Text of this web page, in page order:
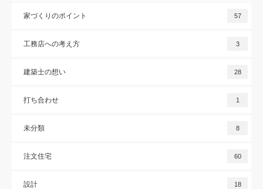
家づくりのポイント 57
工務店への考え方 3
建築士の想い 28
打ち合わせ 1
未分類 8
注文住宅 60
設計 18